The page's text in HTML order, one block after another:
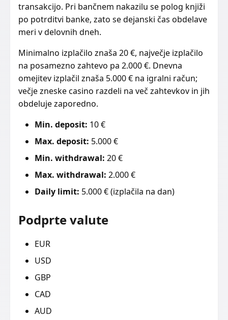
transakcijo. Pri bančnem nakazilu se polog knjiži
po potrditvi banke, zato se dejanski čas obdelave
meri v delovnih dneh.
Minimalno izplačilo znaša 20 €, največje izplačilo
na posamezno zahtevo pa 2.000 €. Dnevna
omejitev izplačil znaša 5.000 € na igralni račun;
večje zneske casino razdeli na več zahtevkov in jih
obdeluje zaporedno.
Min. deposit: 10 €
Max. deposit: 5.000 €
Min. withdrawal: 20 €
Max. withdrawal: 2.000 €
Daily limit: 5.000 € (izplačila na dan)
Podprte valute
EUR
USD
GBP
CAD
AUD